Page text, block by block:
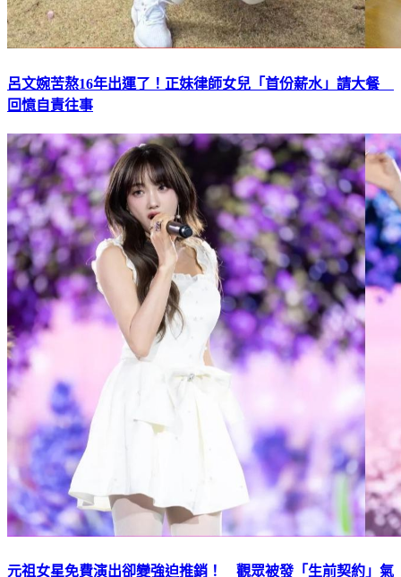
呂文婉苦熬16年出運了！正妹律師女兒「首份薪水」請大餐
回憶自責往事
元祖女星免費演出卻變強迫推銷！ 觀眾被發「生前契約」氣